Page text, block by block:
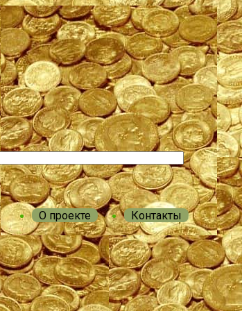
О проекте Контакты